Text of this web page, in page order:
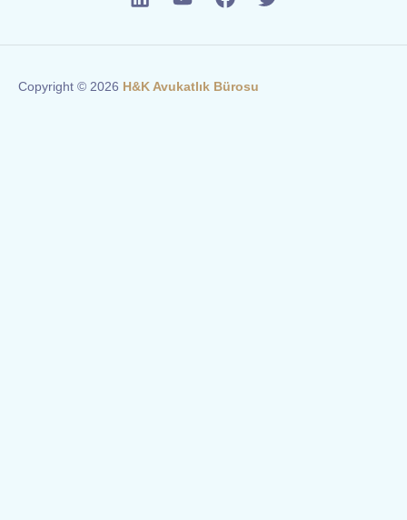
Copyright © 2026 H&K Avukatlık Bürosu